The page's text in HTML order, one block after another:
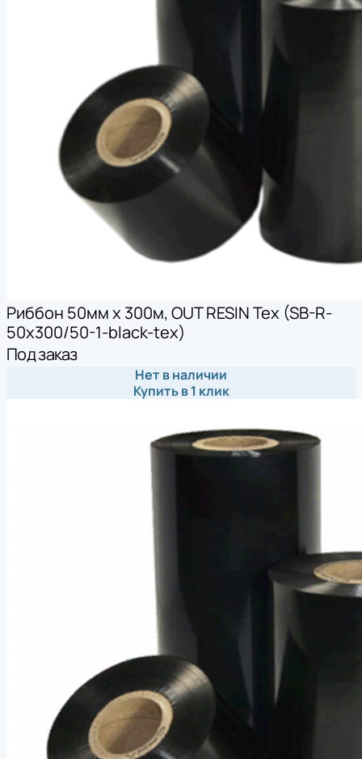
Риббон 50мм х 300м, OUT RESIN Tex (SB-R-
50x300/50-1-black-tex)
Под заказ
Нет в наличии
Купить в 1 клик